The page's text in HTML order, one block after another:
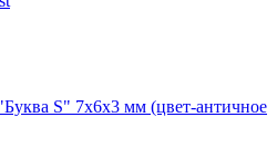
S" 7х6х3 мм (цвет-античное